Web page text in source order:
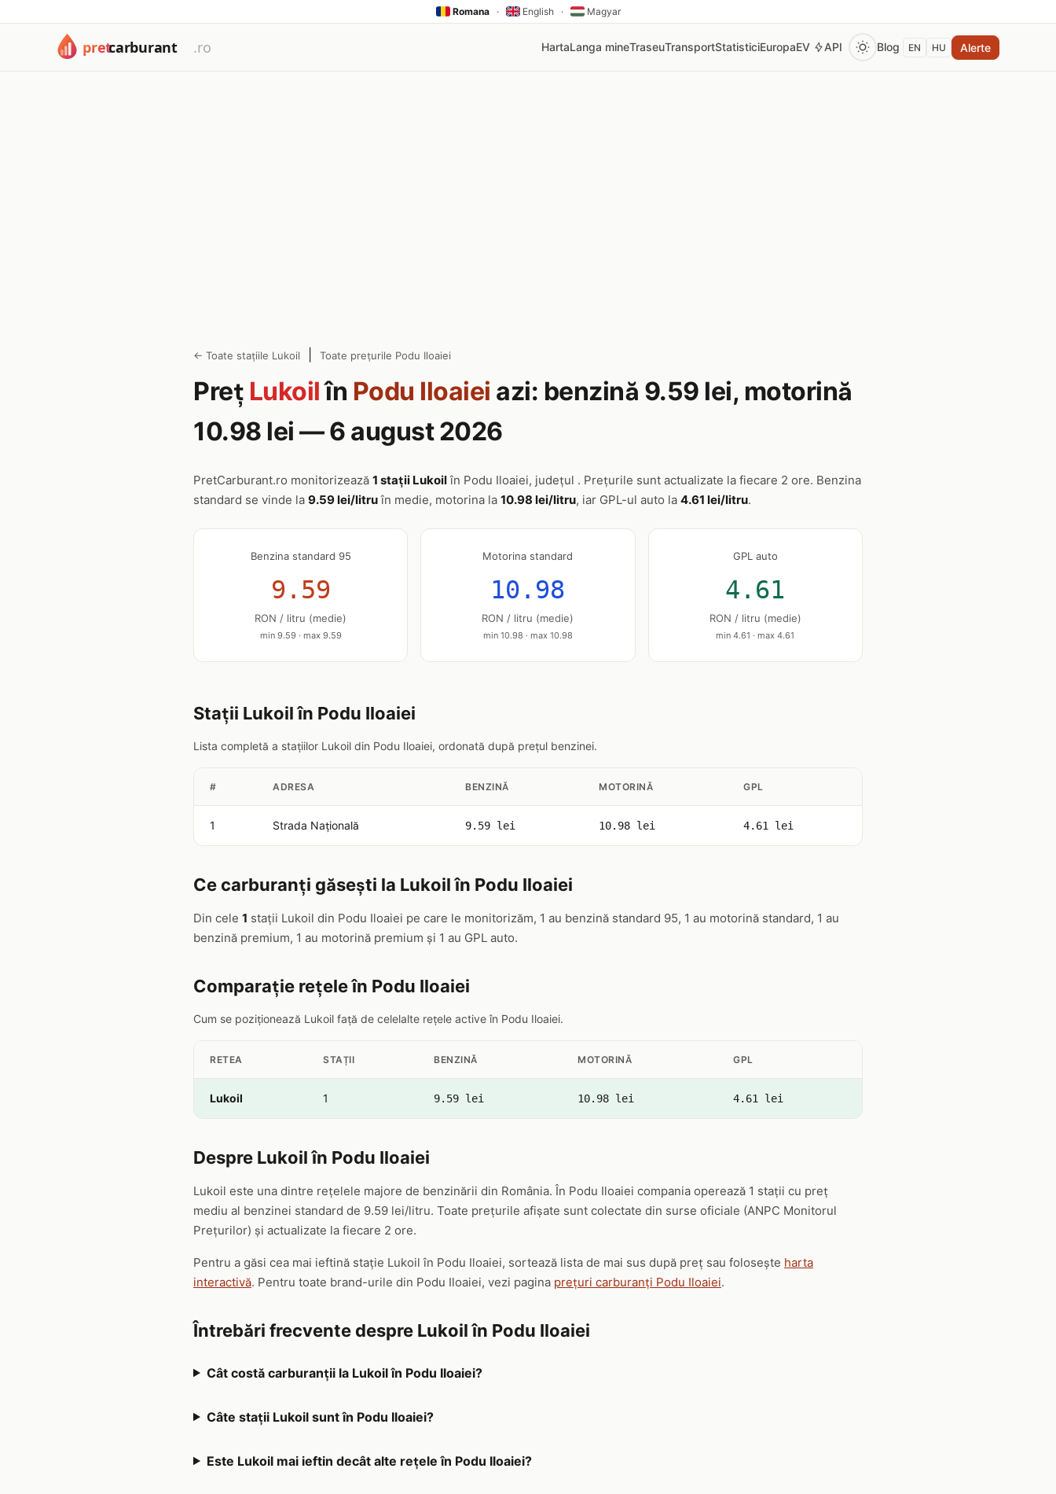
Romana · English · Magyar
HartaLanga mineTraseuTransportStatisticiEuropaEV API Blog EN HU Alerte
← Toate stațiile Lukoil Toate prețurile Podu Iloaiei
Preț Lukoilîn Podu Iloaiei azi: benzină 9.59 lei, motorină
10.98 lei — 6 august 2026
PretCarburant.ro monitorizează 1 stații Lukoilîn Podu Iloaiei, județul . Prețurile sunt actualizate la fiecare 2 ore. Benzina
standard se vinde la 9.59 lei/litruîn medie, motorina la 10.98 lei/litru, iar GPL-ul auto la 4.61 lei/litru.
Benzina standard 95
9.59
RON / litru (medie)
min 9.59 · max 9.59
Motorina standard
10.98
RON / litru (medie)
min 10.98 · max 10.98
GPL auto
4.61
RON / litru (medie)
min 4.61 · max 4.61
Stații Lukoil în Podu Iloaiei
Lista completă a stațiilor Lukoil din Podu Iloaiei, ordonată după prețul benzinei.
# ADRESA BENZINĂ MOTORINĂ GPL
1 Strada Naţională 9.59 lei 10.98 lei 4.61 lei
Ce carburanți găsești la Lukoil în Podu Iloaiei
Din cele 1 stații Lukoil din Podu Iloaiei pe care le monitorizăm, 1 au benzină standard 95, 1 au motorină standard, 1 au
benzină premium, 1 au motorină premium și 1 au GPL auto.
Comparație rețele în Podu Iloaiei
Cum se poziționează Lukoil față de celelalte rețele active în Podu Iloaiei.
RETEA STAȚII BENZINĂ MOTORINĂ GPL
Lukoil 1 9.59 lei 10.98 lei 4.61 lei
Despre Lukoil în Podu Iloaiei
Lukoil este una dintre rețelele majore de benzinării din România. În Podu Iloaiei compania operează 1 stații cu preț
mediu al benzinei standard de 9.59 lei/litru. Toate prețurile afișate sunt colectate din surse oficiale (ANPC Monitorul
Prețurilor) și actualizate la fiecare 2 ore.
Pentru a găsi cea mai ieftină stație Lukoil în Podu Iloaiei, sortează lista de mai sus după preț sau folosește harta
interactivă. Pentru toate brand-urile din Podu Iloaiei, vezi pagina prețuri carburanți Podu Iloaiei.
Întrebări frecvente despre Lukoil în Podu Iloaiei
Cât costă carburanții la Lukoil în Podu Iloaiei?
Câte stații Lukoil sunt în Podu Iloaiei?
Este Lukoil mai ieftin decât alte rețele în Podu Iloaiei?